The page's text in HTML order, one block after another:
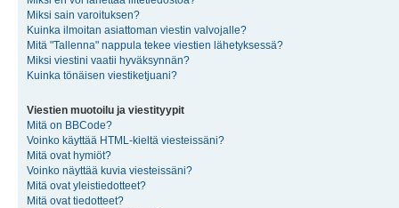
Miksi sain varoituksen?
Kuinka ilmoitan asiattoman viestin valvojalle?
Mitä "Tallenna" nappula tekee viestien lähetyksessä?
Miksi viestini vaatii hyväksynnän?
Kuinka tönäisen viestiketjuani?
Viestien muotoilu ja viestityypit
Mitä on BBCode?
Voinko käyttää HTML-kieltä viesteissäni?
Mitä ovat hymiöt?
Voinko näyttää kuvia viesteissäni?
Mitä ovat yleistiedotteet?
Mitä ovat tiedotteet?